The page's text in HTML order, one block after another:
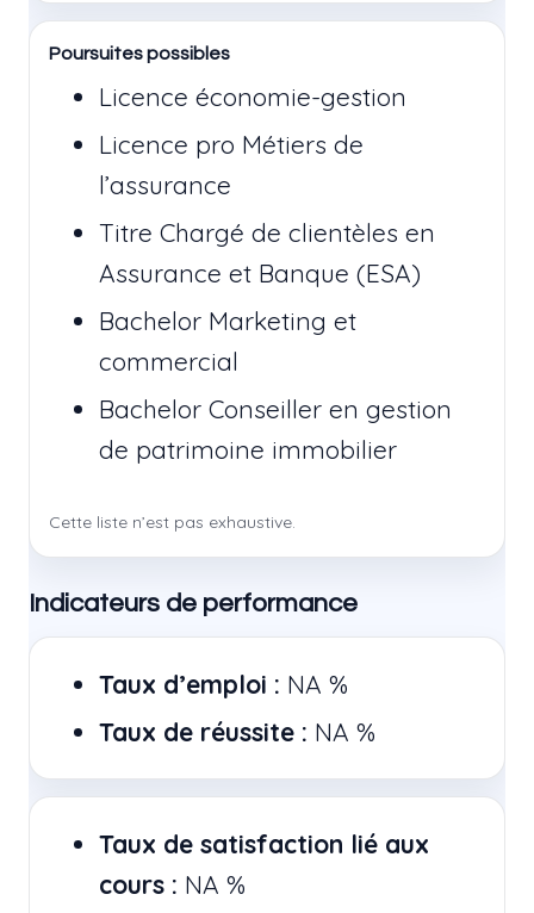
Poursuites possibles
Licence économie-gestion
Licence pro Métiers de
l’assurance
Titre Chargé de clientèles en
Assurance et Banque (ESA)
Bachelor Marketing et
commercial
Bachelor Conseiller en gestion
de patrimoine immobilier
Cette liste n’est pas exhaustive.
Indicateurs de performance
Taux d’emploi : NA %
Taux de réussite : NA %
Taux de satisfaction lié aux
cours : NA %